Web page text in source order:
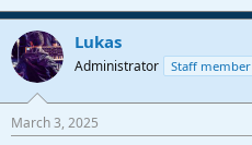
Lukas
Administrator Staff member
March 3, 2025